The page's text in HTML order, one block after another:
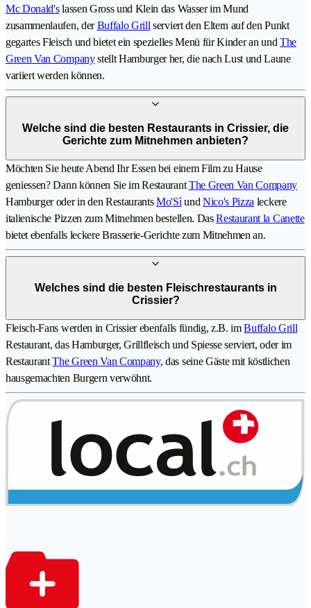
Mc Donald'slassen Gross und Klein das Wasser im Mund
zusammenlaufen, derBuffalo Grill serviert den Eltern auf den Punkt
gegartes Fleisch und bietet ein spezielles Menü für Kinder an und The
Green Van Companystellt Hamburger her, die nach Lust und Laune
variiert werden können.
Welche sind die besten Restaurants in Crissier, die
Gerichte zum Mitnehmen anbieten?
Möchten Sie heute Abend Ihr Essen bei einem Film zu Hause
geniessen? Dann können Sie im RestaurantThe Green Van Company
Hamburger oder in den RestaurantsMo'Sìund Nico's Pizza leckere
italienische Pizzen zum Mitnehmen bestellen. DasRestaurant la Canette
bietet ebenfalls leckere Brasserie-Gerichte zum Mitnehmen an.
Welches sind die besten Fleischrestaurants in
Crissier?
Fleisch-Fans werden in Crissier ebenfalls fündig, z.B. imBuffalo Grill
Restaurant, das Hamburger, Grillfleisch und Spiesse serviert, oder im
RestaurantThe Green Van Company, das seine Gäste mit köstlichen
hausgemachten Burgern verwöhnt.